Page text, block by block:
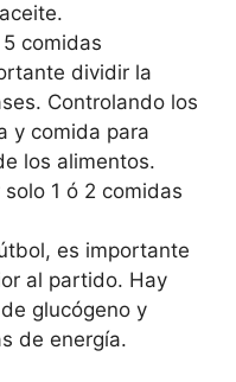
comidas
dividir la
Controlando los
y comida para
los alimentos.
1 ó 2 comidas
es importante
al partido. Hay
glucógeno y
de energía.